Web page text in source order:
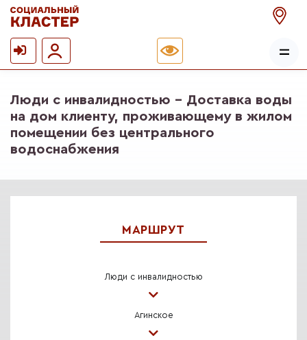
Люди с инвалидностью - Доставка воды
на дом клиенту, проживающему в жилом
помещении без центрального
водоснабжения
МАРШРУТ
Люди с инвалидностью
Агинское